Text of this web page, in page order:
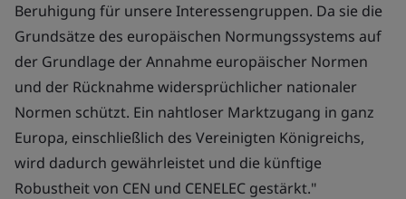
Beruhigung für unsere Interessengruppen. Da sie die
Grundsätze des europäischen Normungssystems auf
der Grundlage der Annahme europäischer Normen
und der Rücknahme widersprüchlicher nationaler
Normen schützt. Ein nahtloser Marktzugang in ganz
Europa, einschließlich des Vereinigten Königreichs,
wird dadurch gewährleistet und die künftige
Robustheit von CEN und CENELEC gestärkt."